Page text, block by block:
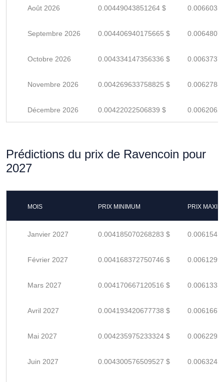
Août 2026 0.00449043851264 $
Septembre 2026 0.004406940175665 $
Octobre 2026 0.004334147356336 $
Novembre 2026 0.004269633758825 $
Décembre 2026 0.00422022506839 $
Prédictions du prix de Ravencoin pour
2027
MOIS PRIX MINIMUM PRIX
Janvier 2027 0.004185070268283 $
Février 2027 0.004168372750746 $
Mars 2027 0.004170667120516 $
Avril 2027 0.004193420677738 $
Mai 2027 0.004235975233324 $
Juin 2027 0.004300576509527 $